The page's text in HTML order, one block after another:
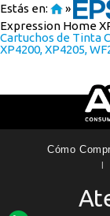
Estás en: »
Expression Home
Cartuchos de Tinta
XP4200, XP4205,
Cómo